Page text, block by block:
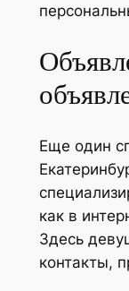
Еще один
как в
Здесь
контакты,